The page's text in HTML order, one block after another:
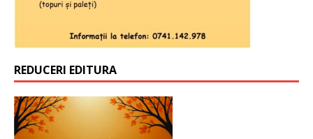
REDUCERI EDITURA